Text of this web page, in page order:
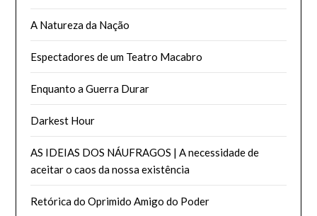
A Natureza da Nação
Espectadores de um Teatro Macabro
Enquanto a Guerra Durar
Darkest Hour
AS IDEIAS DOS NÁUFRAGOS | A necessidade de
aceitar o caos da nossa existência
Retórica do Oprimido Amigo do Poder